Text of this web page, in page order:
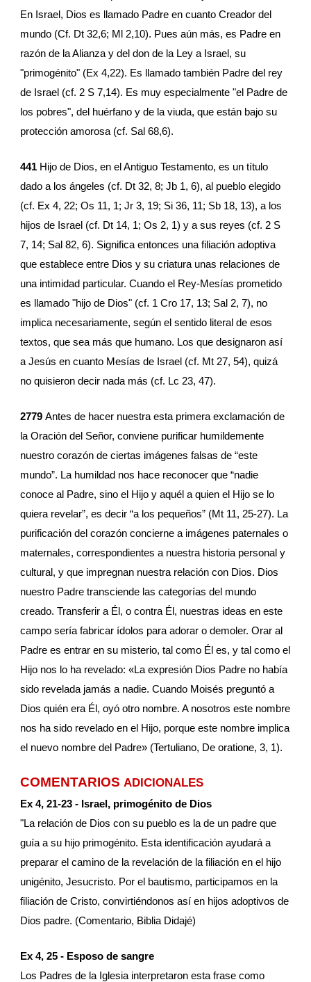
En Israel, Dios es llamado Padre en cuanto Creador del
mundo (Cf. Dt 32,6; Ml 2,10). Pues aún más, es Padre en
razón de la Alianza y del don de la Ley a Israel, su
"primogénito" (Ex 4,22). Es llamado también Padre del rey
de Israel (cf. 2 S 7,14). Es muy especialmente "el Padre de
los pobres", del huérfano y de la viuda, que están bajo su
protección amorosa (cf. Sal 68,6).
441 Hijo de Dios, en el Antiguo Testamento, es un título
dado a los ángeles (cf. Dt 32, 8; Jb 1, 6), al pueblo elegido
(cf. Ex 4, 22; Os 11, 1; Jr 3, 19; Si 36, 11; Sb 18, 13), a los
hijos de Israel (cf. Dt 14, 1; Os 2, 1) y a sus reyes (cf. 2 S
7, 14; Sal 82, 6). Significa entonces una filiación adoptiva
que establece entre Dios y su criatura unas relaciones de
una intimidad particular. Cuando el Rey-Mesías prometido
es llamado "hijo de Dios" (cf. 1 Cro 17, 13; Sal 2, 7), no
implica necesariamente, según el sentido literal de esos
textos, que sea más que humano. Los que designaron así
a Jesús en cuanto Mesías de Israel (cf. Mt 27, 54), quizá
no quisieron decir nada más (cf. Lc 23, 47).
2779 Antes de hacer nuestra esta primera exclamación de
la Oración del Señor, conviene purificar humildemente
nuestro corazón de ciertas imágenes falsas de “este
mundo”. La humildad nos hace reconocer que “nadie
conoce al Padre, sino el Hijo y aquél a quien el Hijo se lo
quiera revelar”, es decir “a los pequeños” (Mt 11, 25-27). La
purificación del corazón concierne a imágenes paternales o
maternales, correspondientes a nuestra historia personal y
cultural, y que impregnan nuestra relación con Dios. Dios
nuestro Padre transciende las categorías del mundo
creado. Transferir a Él, o contra Él, nuestras ideas en este
campo sería fabricar ídolos para adorar o demoler. Orar al
Padre es entrar en su misterio, tal como Él es, y tal como el
Hijo nos lo ha revelado: «La expresión Dios Padre no había
sido revelada jamás a nadie. Cuando Moisés preguntó a
Dios quién era Él, oyó otro nombre. A nosotros este nombre
nos ha sido revelado en el Hijo, porque este nombre implica
el nuevo nombre del Padre» (Tertuliano, De oratione, 3, 1).
COMENTARIOS ADICIONALES
Ex 4, 21-23 - Israel, primogénito de Dios
"La relación de Dios con su pueblo es la de un padre que
guía a su hijo primogénito. Esta identificación ayudará a
preparar el camino de la revelación de la filiación en el hijo
unigénito, Jesucristo. Por el bautismo, participamos en la
filiación de Cristo, convirtiéndonos así en hijos adoptivos de
Dios padre. (Comentario, Biblia Didajé)
Ex 4, 25 - Esposo de sangre
Los Padres de la Iglesia interpretaron esta frase como